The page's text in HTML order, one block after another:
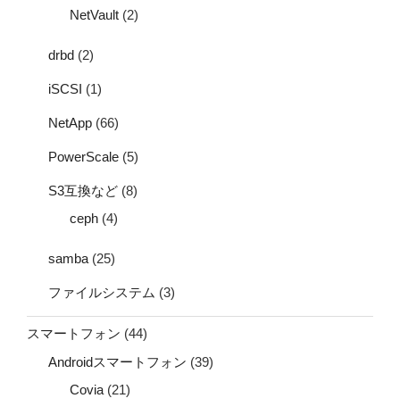
NetVault (2)
drbd (2)
iSCSI (1)
NetApp (66)
PowerScale (5)
S3互換など (8)
ceph (4)
samba (25)
ファイルシステム (3)
スマートフォン (44)
Androidスマートフォン (39)
Covia (21)